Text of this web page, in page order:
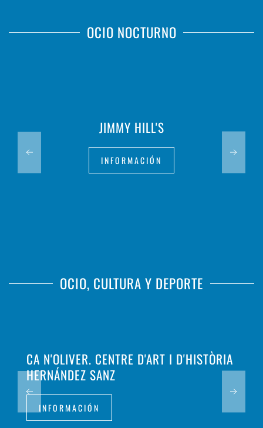
OCIO NOCTURNO
JIMMY HILL'S
INFORMACIÓN
OCIO, CULTURA Y DEPORTE
CA N'OLIVER. CENTRE D'ART I D'HISTÒRIA
HERNÁNDEZ SANZ
INFORMACIÓN